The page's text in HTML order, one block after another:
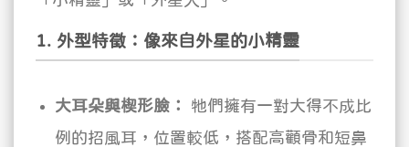
1. 外型特徵：像來自外星的小精靈
大耳朵與楔形臉：
牠們擁有一對大得不成比
例的招風耳，位置較低，搭配高顴骨和短鼻